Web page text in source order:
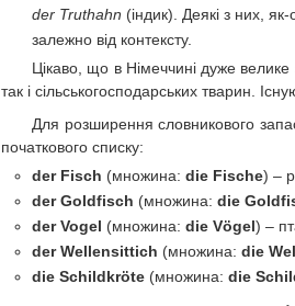
der Truthahn (індик). Деякі з них,
залежно від контексту.
Цікаво, що в Німеччині дуже
так і сільськогосподарських тварин.
Для розширення словникового
початкового списку:
der Fisch (множина: die Fische) –
der Goldfisch (множина: die
der Vogel (множина: die Vögel) –
der Wellensittich (множина: die
die Schildkröte (множина: die